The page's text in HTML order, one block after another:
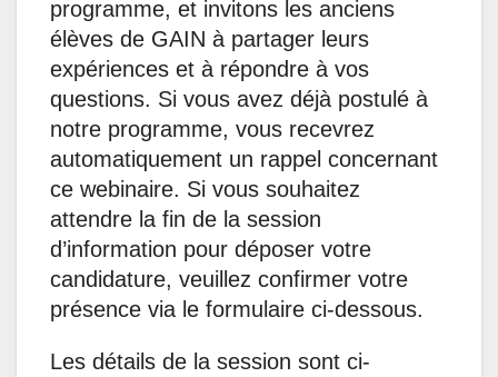
programme, et invitons les anciens
élèves de GAIN à partager leurs
expériences et à répondre à vos
questions. Si vous avez déjà postulé à
notre programme, vous recevrez
automatiquement un rappel concernant
ce webinaire. Si vous souhaitez
attendre la fin de la session
d’information pour déposer votre
candidature, veuillez confirmer votre
présence via le formulaire ci-dessous.
Les détails de la session sont ci-